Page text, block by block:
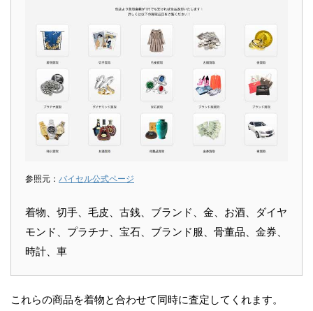
参照元： バイセル公式ページ
着物、切手、毛皮、古銭、ブランド、金、お酒、ダイヤ
モンド、プラチナ、宝石、ブランド服、骨董品、金券、
時計、車
これらの商品を着物と合わせて同時に査定してくれます。